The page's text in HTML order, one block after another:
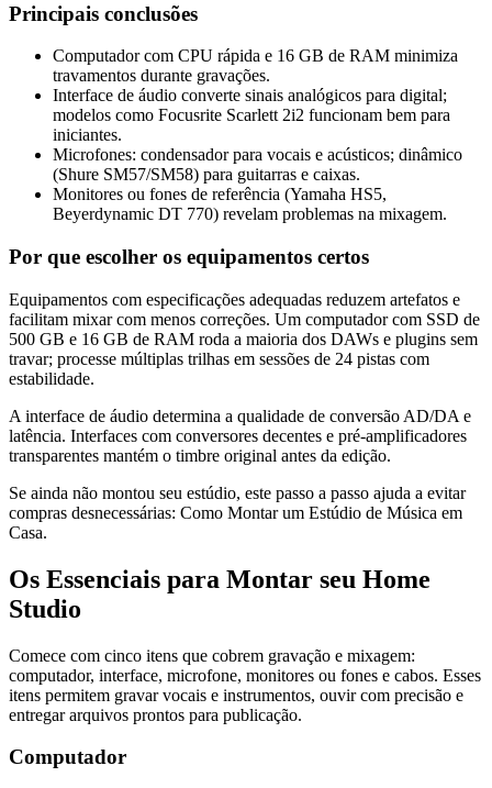
Principais conclusões
Computador com CPU rápida e 16 GB de RAM minimiza
travamentos durante gravações.
Interface de áudio converte sinais analógicos para digital;
modelos como Focusrite Scarlett 2i2 funcionam bem para
iniciantes.
Microfones: condensador para vocais e acústicos; dinâmico
(Shure SM57/SM58) para guitarras e caixas.
Monitores ou fones de referência (Yamaha HS5,
Beyerdynamic DT 770) revelam problemas na mixagem.
Por que escolher os equipamentos certos
Equipamentos com especificações adequadas reduzem artefatos e
facilitam mixar com menos correções. Um computador com SSD de
500 GB e 16 GB de RAM roda a maioria dos DAWs e plugins sem
travar; processe múltiplas trilhas em sessões de 24 pistas com
estabilidade.
A interface de áudio determina a qualidade de conversão AD/DA e
latência. Interfaces com conversores decentes e pré-amplificadores
transparentes mantém o timbre original antes da edição.
Se ainda não montou seu estúdio, este passo a passo ajuda a evitar
compras desnecessárias: Como Montar um Estúdio de Música em
Casa.
Os Essenciais para Montar seu Home
Studio
Comece com cinco itens que cobrem gravação e mixagem:
computador, interface, microfone, monitores ou fones e cabos. Esses
itens permitem gravar vocais e instrumentos, ouvir com precisão e
entregar arquivos prontos para publicação.
Computador